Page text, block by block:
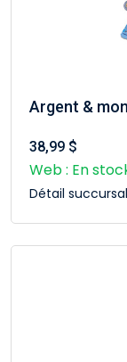
Argent &
38,99 $
Web : En
Détail